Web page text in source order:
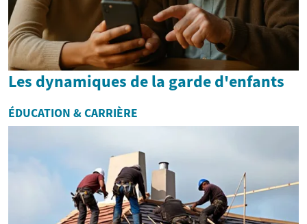
Les dynamiques de la garde d'enfants
ÉDUCATION & CARRIÈRE